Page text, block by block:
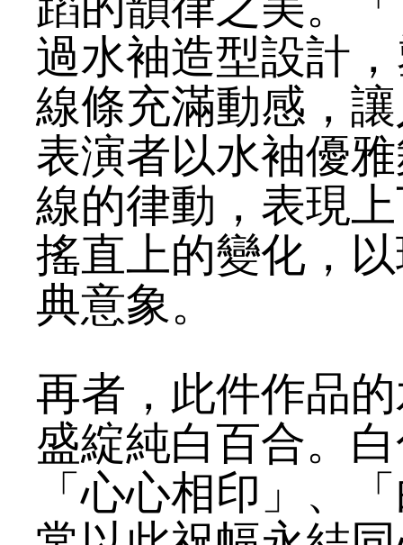
過水袖造型設計
線條充滿動感，
表演者以水袖優
線的律動，表現
搖直上的變化，
典意象。
再者，此件作品
盛綻純白百合。
「心心相印」、